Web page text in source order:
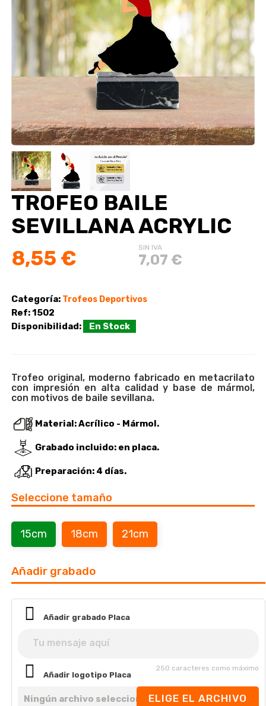
TROFEO BAILE
SEVILLANA ACRYLIC
8,55 € SIN IVA
7,07 €
Categoría: Trofeos Deportivos
Ref:1502
Disponibilidad:
En Stock
Trofeo original, moderno fabricado en metacrilato
con impresión en alta calidad y base de mármol,
con motivos de baile sevillana.
Material:Acrílico - Mármol.
Grabado incluido: en placa.
Preparación: 4 días.
Seleccione tamaño
15cm 18cm 21cm
Añadir grabado
Añadir grabado Placa
250 caracteres como máximo
Añadir logotipo Placa
Ningún archivo seleccionadoELIGE EL ARCHIVO